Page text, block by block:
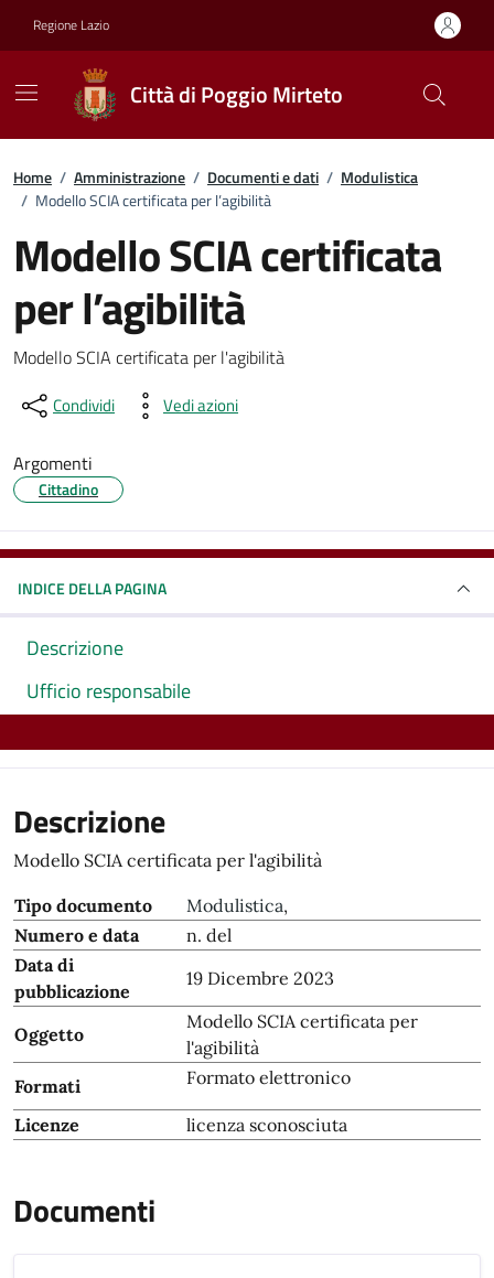
Regione Lazio
Città di Poggio Mirteto
Home / Amministrazione / Documenti e dati / Modulistica
/ Modello SCIA certificata per l’agibilità
Modello SCIA certificata
per l’agibilità
Dettagli del documento
Modello SCIA certificata per l'agibilità
Condividi Vedi azioni
Argomenti
Cittadino
INDICE DELLA PAGINA
Descrizione
Ufficio responsabile
Descrizione
Modello SCIA certificata per l'agibilità
Tipo documento Modulistica,
Numero e data
n. del
Data di
pubblicazione
19 Dicembre 2023
Oggetto
Modello SCIA certificata per
l'agibilità
Formati
Formato elettronico
Licenze licenza sconosciuta
Documenti